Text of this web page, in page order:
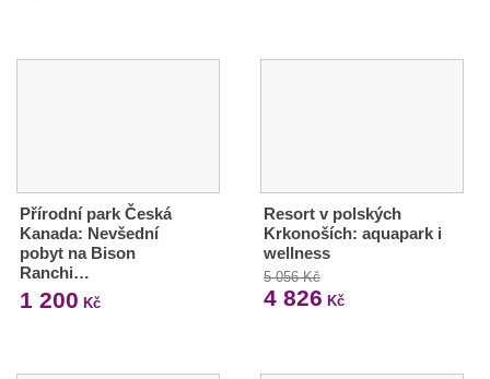
Přírodní park Česká
Kanada: Nevšední
pobyt na Bison
Ranchi…
1 200 Kč
Resort v polských
Krkonoších: aquapark i
wellness
5 056 Kč
4 826 Kč